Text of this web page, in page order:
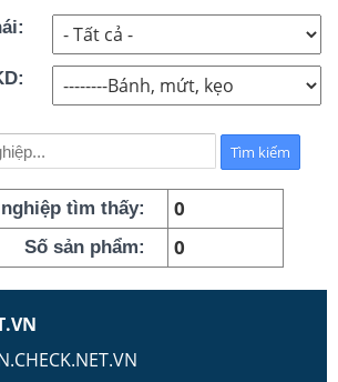
tìm thấy: 0
Số sản phẩm: 0